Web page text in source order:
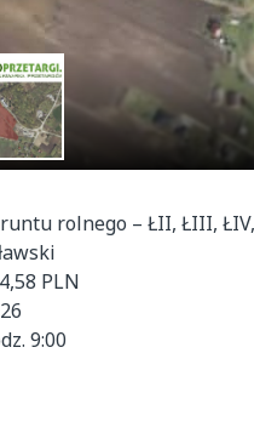
rolnego – ŁII, ŁIII,
PLN
9:00